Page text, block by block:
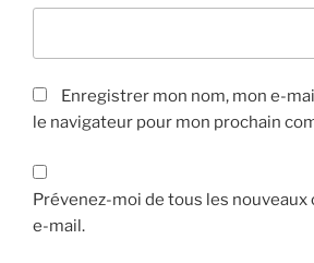
Enregistrer mon nom, mon e-
le navigateur pour mon prochain
Prévenez-moi de tous les
e-mail.